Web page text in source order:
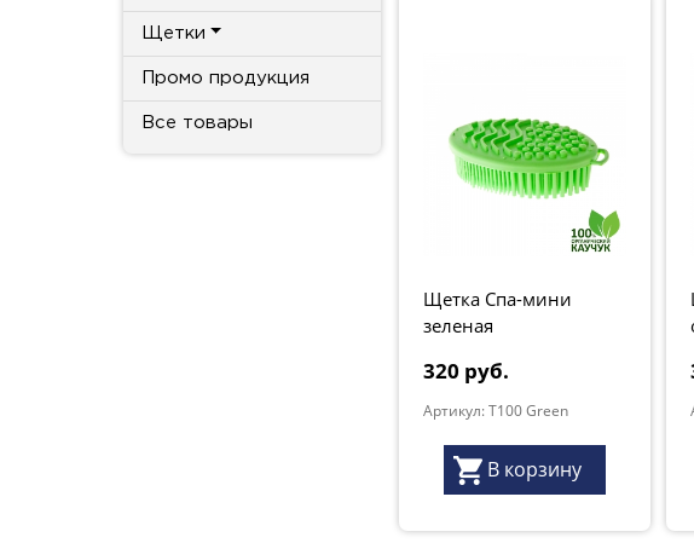
Щетки
Промо продукция
Все товары
Щетка Спа-мини
зеленая
320 руб.
Артикул: T100 Green
В корзину